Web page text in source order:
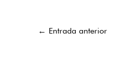
← Entrada anterior